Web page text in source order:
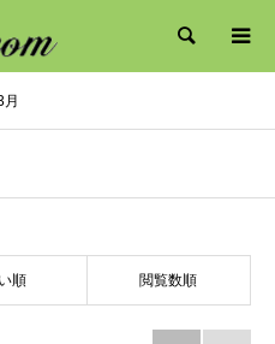
検索
月
順 閲覧数順